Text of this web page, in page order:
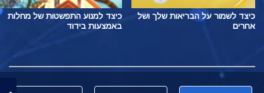
כיצד לשמור על הבריאות שלך ושל
אחרים
כיצד למנוע התפשטות של מחלות
באמצעות בידוד